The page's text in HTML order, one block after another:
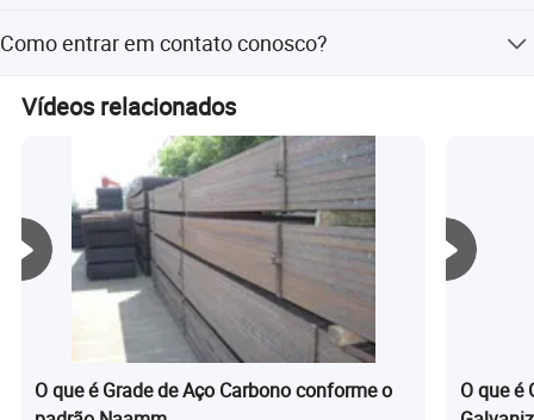
Como entrar em contato conosco?
em "enviar" agora.
Vídeos relacionados
O que é Grade de Aço Carbono conforme o
O que é